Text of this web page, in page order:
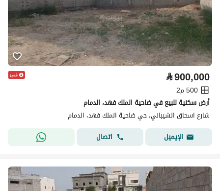
⃁900,000
500 م2
أرض سكنية للبيع في ضاحية الملك فهد، الدمام
شارع اسحاق الشيباني، حي ضاحية الملك فهد، الدمام
الإيميل
اتصال